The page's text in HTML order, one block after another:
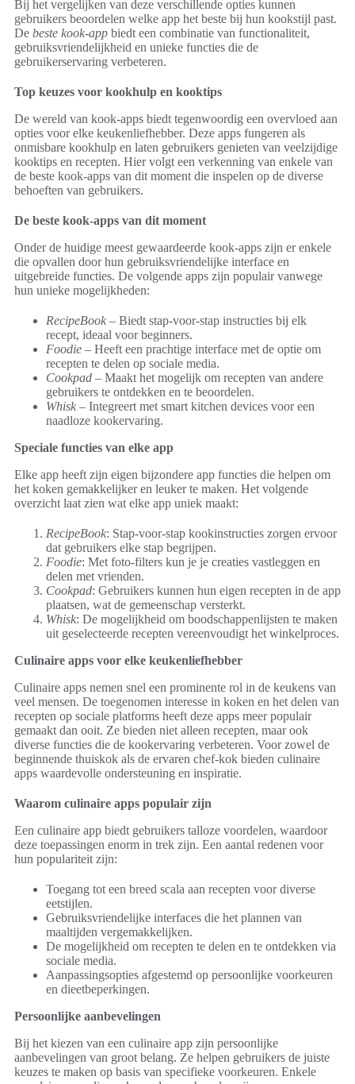
Bij het vergelijken van deze verschillende opties kunnen
gebruikers beoordelen welke app het beste bij hun kookstijl past.
De beste kook-app biedt een combinatie van functionaliteit,
gebruiksvriendelijkheid en unieke functies die de
gebruikerservaring verbeteren.
Top keuzes voor kookhulp en kooktips
De wereld van kook-apps biedt tegenwoordig een overvloed aan
opties voor elke keukenliefhebber. Deze apps fungeren als
onmisbare kookhulp en laten gebruikers genieten van veelzijdige
kooktips en recepten. Hier volgt een verkenning van enkele van
de beste kook-apps van dit moment die inspelen op de diverse
behoeften van gebruikers.
De beste kook-apps van dit moment
Onder de huidige meest gewaardeerde kook-apps zijn er enkele
die opvallen door hun gebruiksvriendelijke interface en
uitgebreide functies. De volgende apps zijn populair vanwege
hun unieke mogelijkheden:
RecipeBook – Biedt stap-voor-stap instructies bij elk
recept, ideaal voor beginners.
Foodie – Heeft een prachtige interface met de optie om
recepten te delen op sociale media.
Cookpad – Maakt het mogelijk om recepten van andere
gebruikers te ontdekken en te beoordelen.
Whisk – Integreert met smart kitchen devices voor een
naadloze kookervaring.
Speciale functies van elke app
Elke app heeft zijn eigen bijzondere app functies die helpen om
het koken gemakkelijker en leuker te maken. Het volgende
overzicht laat zien wat elke app uniek maakt:
RecipeBook: Stap-voor-stap kookinstructies zorgen ervoor
dat gebruikers elke stap begrijpen.
Foodie: Met foto-filters kun je je creaties vastleggen en
delen met vrienden.
Cookpad: Gebruikers kunnen hun eigen recepten in de app
plaatsen, wat de gemeenschap versterkt.
Whisk: De mogelijkheid om boodschappenlijsten te maken
uit geselecteerde recepten vereenvoudigt het winkelproces.
Culinaire apps voor elke keukenliefhebber
Culinaire apps nemen snel een prominente rol in de keukens van
veel mensen. De toegenomen interesse in koken en het delen van
recepten op sociale platforms heeft deze apps meer populair
gemaakt dan ooit. Ze bieden niet alleen recepten, maar ook
diverse functies die de kookervaring verbeteren. Voor zowel de
beginnende thuiskok als de ervaren chef-kok bieden culinaire
apps waardevolle ondersteuning en inspiratie.
Waarom culinaire apps populair zijn
Een culinaire app biedt gebruikers talloze voordelen, waardoor
deze toepassingen enorm in trek zijn. Een aantal redenen voor
hun populariteit zijn:
Toegang tot een breed scala aan recepten voor diverse
eetstijlen.
Gebruiksvriendelijke interfaces die het plannen van
maaltijden vergemakkelijken.
De mogelijkheid om recepten te delen en te ontdekken via
sociale media.
Aanpassingsopties afgestemd op persoonlijke voorkeuren
en dieetbeperkingen.
Persoonlijke aanbevelingen
Bij het kiezen van een culinaire app zijn persoonlijke
aanbevelingen van groot belang. Ze helpen gebruikers de juiste
keuzes te maken op basis van specifieke voorkeuren. Enkele